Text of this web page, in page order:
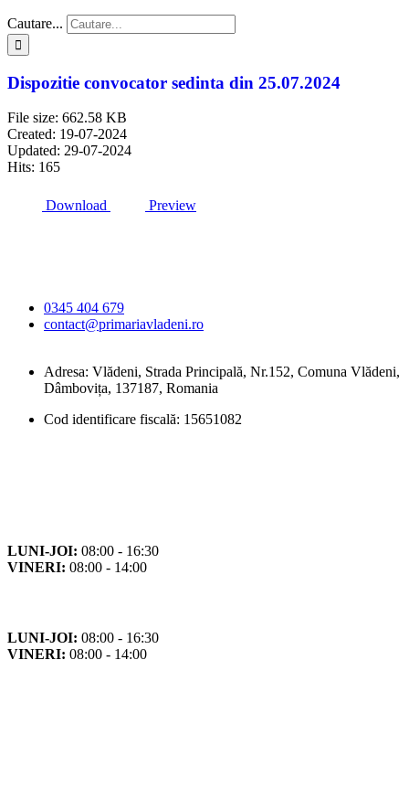
Cautare...
Dispozitie convocator sedinta din 25.07.2024
File size: 662.58 KB
Created: 19-07-2024
Updated: 29-07-2024
Hits: 165
Download Preview
0345 404 679
contact@primariavladeni.ro
Adresa: Vlădeni, Strada Principală, Nr.152, Comuna Vlădeni,
Dâmbovița, 137187, Romania
Cod identificare fiscală: 15651082
LUNI-JOI: 08:00 - 16:30
VINERI: 08:00 - 14:00
LUNI-JOI: 08:00 - 16:30
VINERI: 08:00 - 14:00